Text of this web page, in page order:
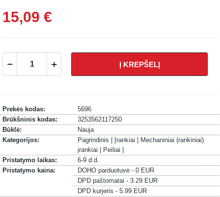
15,09 €
Į KREPŠELĮ
Prekės kodas:
5696
Brūkšninis kodas:
3253562117250
Būklė:
Nauja
Kategorijos:
Pagrindinis | Įrankiai |
Mechaniniai (rankiniai)
įrankiai |
Peiliai |
Pristatymo laikas:
6-9 d.d.
Pristatymo kaina:
DOHO parduotuvė - 0 EUR
DPD paštomatai - 3.29 EUR
DPD kurjeris - 5.99 EUR